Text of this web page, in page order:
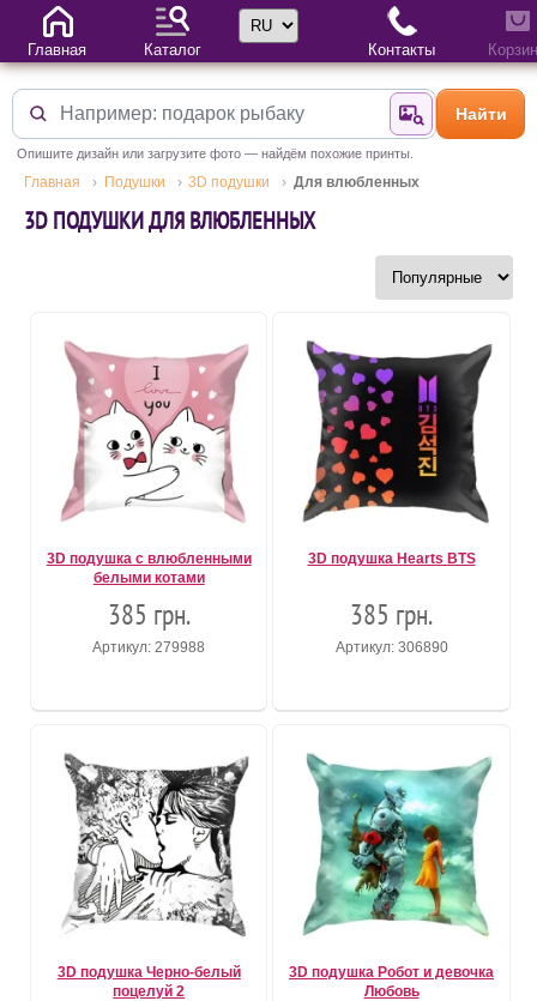
Найти поНайти
Опишите дизайн или загрузите фото — найдём похожие принты.
Главная Подушки 3D подушки Для влюбленных
3D ПОДУШКИ ДЛЯ ВЛЮБЛЕННЫХ
3D подушка с влюбленными
белыми котами
385 грн.
Артикул: 279988
3D подушка Hearts BTS
385 грн.
Артикул: 306890
3D подушка Черно-белый
поцелуй 2
3D подушка Робот и девочка
Любовь
Главная Каталог
Выбор языка
Контакты